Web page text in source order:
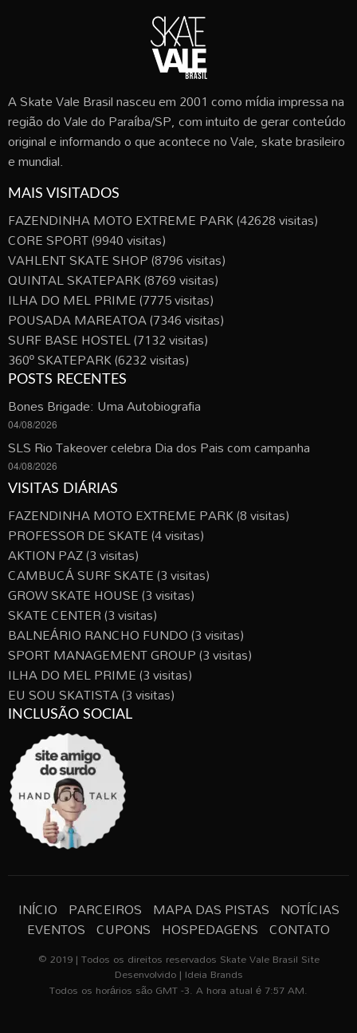
A Skate Vale Brasil nasceu em 2001 como mídia impressa na
região do Vale do Paraíba/SP, com intuito de gerar conteúdo
original e informando o que acontece no Vale, skate brasileiro
e mundial.
MAIS VISITADOS
FAZENDINHA MOTO EXTREME PARK(42628 visitas)
CORE SPORT(9940 visitas)
VAHLENT SKATE SHOP(8796 visitas)
QUINTAL SKATEPARK(8769 visitas)
ILHA DO MEL PRIME(7775 visitas)
POUSADA MAREATOA(7346 visitas)
SURF BASE HOSTEL(7132 visitas)
360º SKATEPARK(6232 visitas)
POSTS RECENTES
Bones Brigade: Uma Autobiografia
04/08/2026
SLS Rio Takeover celebra Dia dos Pais com campanha
04/08/2026
VISITAS DIÁRIAS
FAZENDINHA MOTO EXTREME PARK(8 visitas)
PROFESSOR DE SKATE(4 visitas)
AKTION PAZ(3 visitas)
CAMBUCÁ SURF SKATE(3 visitas)
GROW SKATE HOUSE(3 visitas)
SKATE CENTER(3 visitas)
BALNEÁRIO RANCHO FUNDO(3 visitas)
SPORT MANAGEMENT GROUP(3 visitas)
ILHA DO MEL PRIME(3 visitas)
EU SOU SKATISTA(3 visitas)
INCLUSÃO SOCIAL
INÍCIO PARCEIROS MAPA DAS PISTAS NOTÍCIAS
EVENTOS CUPONS HOSPEDAGENS CONTATO
© 2019 | Todos os direitos reservados Skate Vale Brasil Site
Desenvolvido | Ideia Brands
Todos os horários são GMT -3. A hora atual é 7:57 AM.